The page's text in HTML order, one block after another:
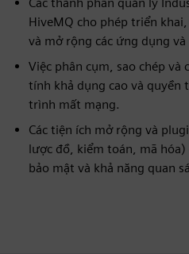
HiveMQ cho phép triển
và mở rộng các ứng dụng
Việc phân cụm, sao chép và
tính khả dụng cao và quyền
trình mất mạng.
Các tiện ích mở rộng và
lược đồ, kiểm toán, mã
bảo mật và khả năng quan